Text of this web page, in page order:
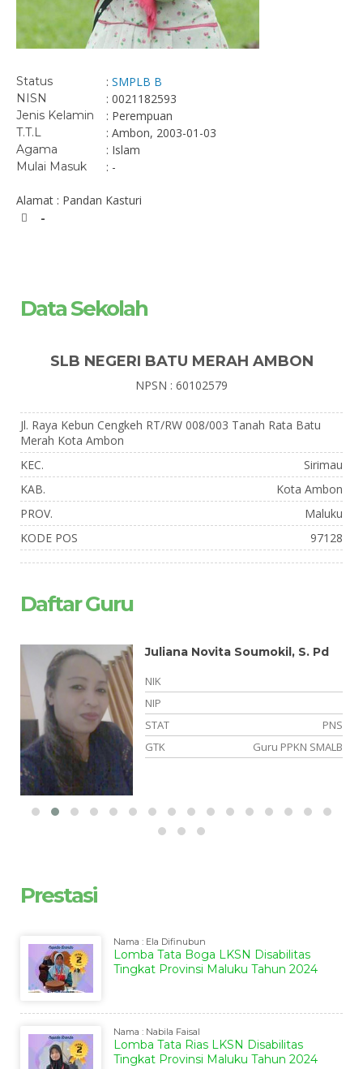
Status : SMPLB B
NISN : 0021182593
Jenis Kelamin : Perempuan
T.T.L : Ambon, 2003-01-03
Agama : Islam
Mulai Masuk : -
Alamat : Pandan Kasturi
-
Data Sekolah
SLB NEGERI BATU MERAH AMBON
NPSN : 60102579
Jl. Raya Kebun Cengkeh RT/RW 008/003 Tanah Rata Batu
Merah Kota Ambon
KEC.
Sirimau
KAB.
Kota Ambon
PROV.
Maluku
KODE POS
97128
Daftar Guru
Juliana Novita Soumokil, S. Pd
NIK
NIP
STAT
PNS
GTK
Guru PPKN SMALB
Prestasi
Nama : Ela Difinubun
Lomba Tata Boga LKSN Disabilitas
Tingkat Provinsi Maluku Tahun 2024
Nama : Nabila Faisal
Lomba Tata Rias LKSN Disabilitas
Tingkat Provinsi Maluku Tahun 2024